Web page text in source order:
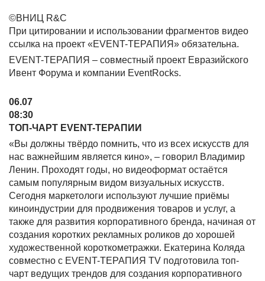
©ВНИЦ R&C
При цитировании и использовании фрагментов видео
ссылка на проект «EVENT-ТЕРАПИЯ» обязательна.
EVENT-ТЕРАПИЯ – совместный проект Евразийского
Ивент Форума и компании EventRocks.
06.07
08:30
ТОП-ЧАРТ EVENT-ТЕРАПИИ
«Вы должны твёрдо помнить, что из всех искусств для
нас важнейшим является кино», – говорил Владимир
Ленин. Проходят годы, но видеоформат остаётся
самым популярным видом визуальных искусств.
Сегодня маркетологи используют лучшие приёмы
киноиндустрии для продвижения товаров и услуг, а
также для развития корпоративного бренда, начиная от
создания коротких рекламных роликов до хорошей
художественной короткометражки. Екатерина Коляда
совместно с EVENT-ТЕРАПИЯ TV подготовила топ-
чарт ведущих трендов для создания корпоративного